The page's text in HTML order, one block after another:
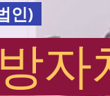
인)
자